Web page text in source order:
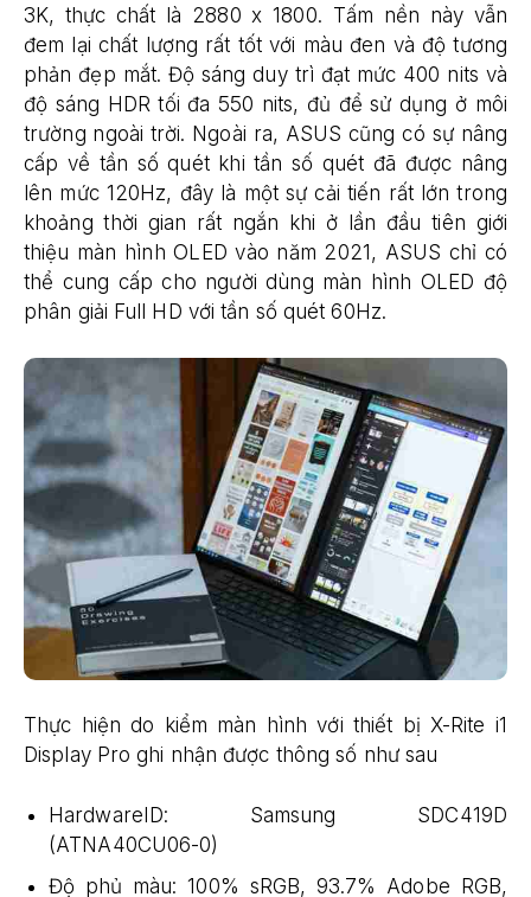
3K, thực chất là 2880 x 1800. Tấm nền này vẫn
đem lại chất lượng rất tốt với màu đen và độ tương
phản đẹp mắt. Độ sáng duy trì đạt mức 400 nits và
độ sáng HDR tối đa 550 nits, đủ để sử dụng ở môi
trường ngoài trời. Ngoài ra, ASUS cũng có sự nâng
cấp về tần số quét khi tần số quét đã được nâng
lên mức 120Hz, đây là một sự cải tiến rất lớn trong
khoảng thời gian rất ngắn khi ở lần đầu tiên giới
thiệu màn hình OLED vào năm 2021, ASUS chỉ có
thể cung cấp cho người dùng màn hình OLED độ
phân giải Full HD với tần số quét 60Hz.
Thực hiện do kiểm màn hình với thiết bị X-Rite i1
Display Pro ghi nhận được thông số như sau
HardwareID: Samsung SDC419D
(ATNA40CU06-0)
Độ phủ màu: 100% sRGB, 93.7% Adobe RGB,